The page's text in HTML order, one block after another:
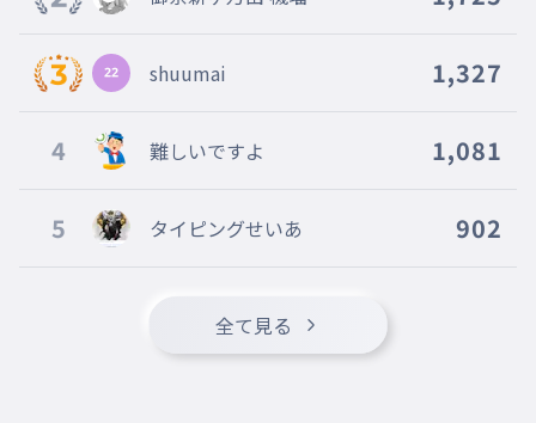
009
HP38000
010 あどれなりんばくはつ
HP35000
結婚は選択肢の一つでしか
無い
体脂肪率１００％
shuumai 1,327
4 難しいですよ 1,081
5 タイピングせいあ 902
全て見る